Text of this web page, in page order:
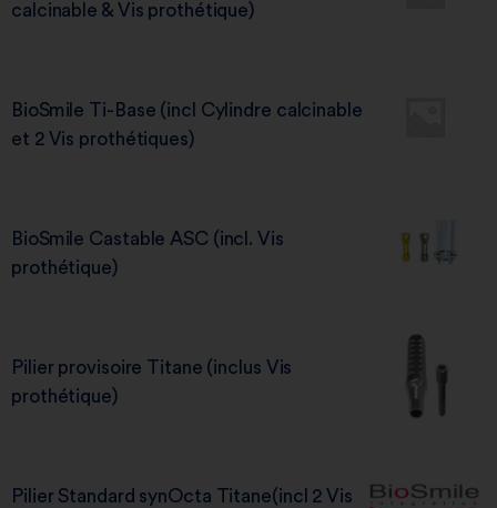
calcinable & Vis prothétique)
BioSmile Ti-Base (incl Cylindre calcinable
et 2 Vis prothétiques)
BioSmile Castable ASC (incl. Vis
prothétique)
Pilier provisoire Titane (inclus Vis
prothétique)
Pilier Standard synOcta Titane(incl 2 Vis